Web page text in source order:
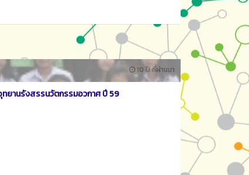
10 ปี ที่ผ่านมา
ยานรังสรรนวัตกรรมอวกาศ ปี 59